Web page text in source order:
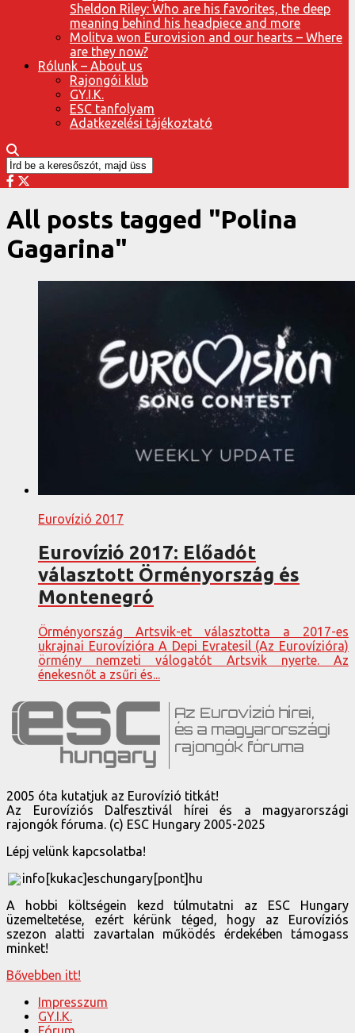
Sheldon Riley: Who are his favorites, the deep
meaning behind his headpiece and more
Molitva won Eurovision and our hearts – Where
are they now?
Rólunk – About us
Rajongói klub
GY.I.K.
ESC tanfolyam
Adatkezelési tájékoztató
All posts tagged "Polina
Gagarina"
Eurovízió 2017
Eurovízió 2017: Előadót
választott Örményország és
Montenegró
Örményország Artsvik-et választotta a 2017-es
ukrajnai Eurovízióra A Depi Evratesil (Az Eurovízióra)
örmény nemzeti válogatót Artsvik nyerte. Az
énekesnőt a zsűri és...
2005 óta kutatjuk az Eurovízió titkát!
Az Eurovíziós Dalfesztivál hírei és a magyarországi
rajongók fóruma. (c) ESC Hungary 2005-2025
Lépj velünk kapcsolatba!
info[kukac]eschungary[pont]hu
A hobbi költségein kezd túlmutatni az ESC Hungary
üzemeltetése, ezért kérünk téged, hogy az Eurovíziós
szezon alatti zavartalan működés érdekében támogass
minket!
Bővebben itt!
Impresszum
GY.I.K.